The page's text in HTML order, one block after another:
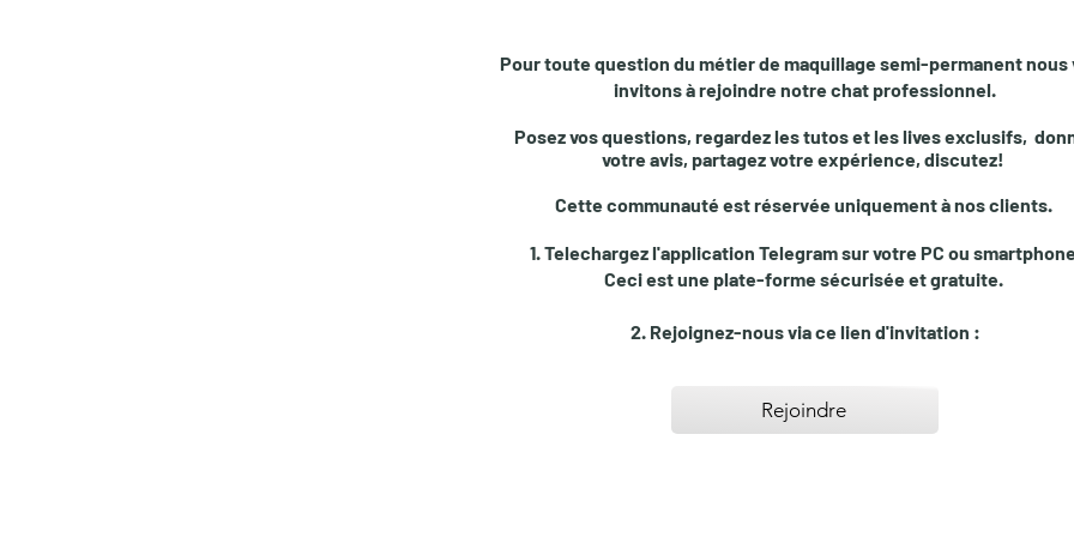
Pour toute question du métier de maquillage semi-permanent nous
invitons à rejoindre notre chat professionnel.
Posez vos questions, regardez les tutos et les lives exclusifs,
votre avis, partagez votre expérience, discutez!
Cette communauté est réservée uniquement à nos clients.
1. Telechargez l'application Telegram sur votre PC ou
Ceci est une plate-forme sécurisée et gratuite.
2. Rejoignez-nous via ce lien d'invitation :
Rejoindre